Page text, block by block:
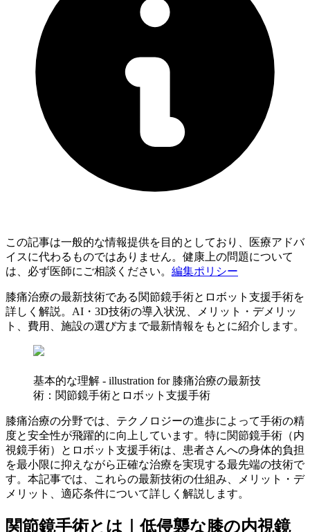
この記事は一般的な情報提供を目的としており、医療アドバ
イスに代わるものではありません。健康上の問題について
は、必ず医師にご相談ください。 編集ポリシー
膝痛治療の最新技術である関節鏡手術とロボット支援手術を
詳しく解説。AI・3D技術の導入状況、メリット・デメリッ
ト、費用、施設の選び方まで最新情報をもとに紹介します。
基本的な理解 - illustration for 膝痛治療の最新技
術：関節鏡手術とロボット支援手術
膝痛治療の分野では、テクノロジーの進歩によって手術の精
度と安全性が飛躍的に向上しています。特に関節鏡手術（内
視鏡手術）とロボット支援手術は、患者さんへの身体的負担
を最小限に抑えながら正確な治療を実現する最先端の技術で
す。本記事では、これらの最新技術の仕組み、メリット・デ
メリット、適応条件について詳しく解説します。
関節鏡手術とは｜低侵襲な膝の内視鏡